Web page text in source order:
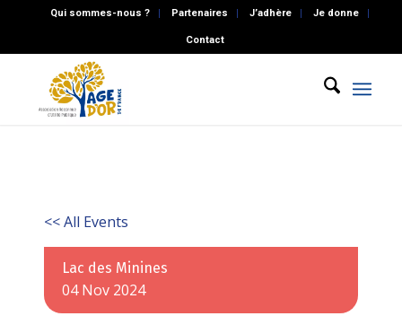
Qui sommes-nous ? Partenaires J’adhère Je donne
Contact
<< All Events
Lac des Minines
04 Nov 2024